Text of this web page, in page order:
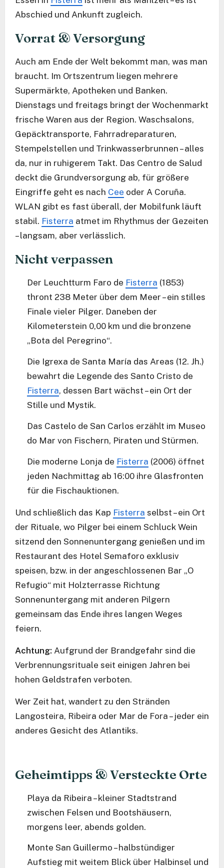
Abschied und Ankunft zugleich.
Vorrat & Versorgung
Auch am Ende der Welt bekommt man, was man
braucht. Im Ortszentrum liegen mehrere
Supermärkte, Apotheken und Banken.
Dienstags und freitags bringt der Wochenmarkt
frische Waren aus der Region. Waschsalons,
Gepäcktransporte, Fahrradreparaturen,
Stempelstellen und Trinkwasserbrunnen – alles
da, nur in ruhigerem Takt. Das Centro de Salud
deckt die Grundversorgung ab, für größere
Eingriffe geht es nach Cee oder A Coruña.
WLAN gibt es fast überall, der Mobilfunk läuft
stabil. Fisterra atmet im Rhythmus der Gezeiten
– langsam, aber verlässlich.
Nicht verpassen
Der Leuchtturm Faro de Fisterra (1853)
thront 238 Meter über dem Meer – ein stilles
Finale vieler Pilger. Daneben der
Kilometerstein 0,00 km und die bronzene
„Bota del Peregrino“.
Die Igrexa de Santa María das Areas (12. Jh.)
bewahrt die Legende des Santo Cristo de
Fisterra, dessen Bart wächst – ein Ort der
Stille und Mystik.
Das Castelo de San Carlos erzählt im Museo
do Mar von Fischern, Piraten und Stürmen.
Die moderne Lonja de Fisterra (2006) öffnet
jeden Nachmittag ab 16:00 ihre Glasfronten
für die Fischauktionen.
Und schließlich das Kap Fisterra selbst – ein Ort
der Rituale, wo Pilger bei einem Schluck Wein
sitzend den Sonnenuntergang genießen und im
Restaurant des Hotel Semaforo exklusiv
speisen, bzw. in der angeschlossenen Bar „O
Refugio“ mit Holzterrasse Richtung
Sonnenuntergang mit anderen Pilgern
gemeinsam das Ende ihres langen Weges
feiern.
Achtung: Aufgrund der Brandgefahr sind die
Verbrennungsrituale seit einigen Jahren bei
hohen Geldstrafen verboten.
Wer Zeit hat, wandert zu den Stränden
Langosteira, Ribeira oder Mar de Fora – jeder ein
anderes Gesicht des Atlantiks.
Geheimtipps & Versteckte Orte
Playa da Ribeira – kleiner Stadtstrand
zwischen Felsen und Bootshäusern,
morgens leer, abends golden.
Monte San Guillermo – halbstündiger
Aufstieg mit weitem Blick über Halbinsel und